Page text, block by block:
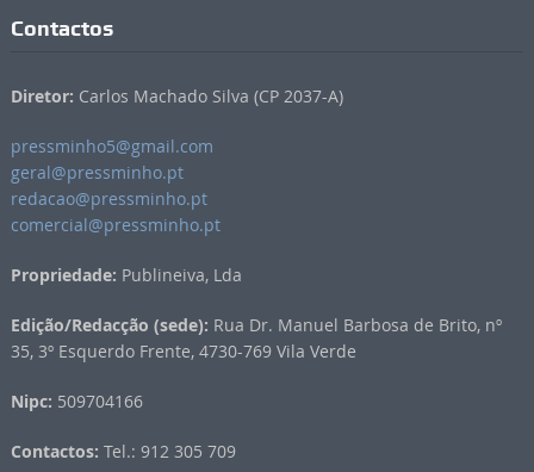
Contactos
Diretor: Carlos Machado Silva (CP 2037-A)
pressminho5@gmail.com
geral@pressminho.pt
redacao@pressminho.pt
comercial@pressminho.pt
Propriedade: Publineiva, Lda
Edição/Redacção (sede): Rua Dr. Manuel Barbosa de Brito, nº
35, 3º Esquerdo Frente, 4730-769 Vila Verde
Nipc: 509704166
Contactos: Tel.: 912 305 709